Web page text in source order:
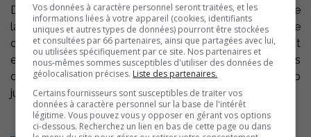
Dans l’entrevue qu’il a accordé à Catherine, il déclare que
la radio, ’’c’est les poumons d’une région ; il y a une
circulation constante entre les informations qui entrent
et celles qui sortent’’…Au rythme ou tu grilles les
cigarettes Alain, tes poumons ne tiendront pas le coup
jusqu’à 65 ans.
Vos données à caractère personnel seront traitées, et les
informations liées à votre appareil (cookies, identifiants
uniques et autres types de données) pourront être stockées
et consultées par 66 partenaires, ainsi que partagées avec lui,
ou utilisées spécifiquement par ce site. Nos partenaires et
nous-mêmes sommes susceptibles d'utiliser des données de
géolocalisation précises. Liste des partenaires.
Certains fournisseurs sont susceptibles de traiter vos
données à caractère personnel sur la base de l'intérêt
légitime. Vous pouvez vous y opposer en gérant vos options
ci-dessous. Recherchez un lien en bas de cette page ou dans